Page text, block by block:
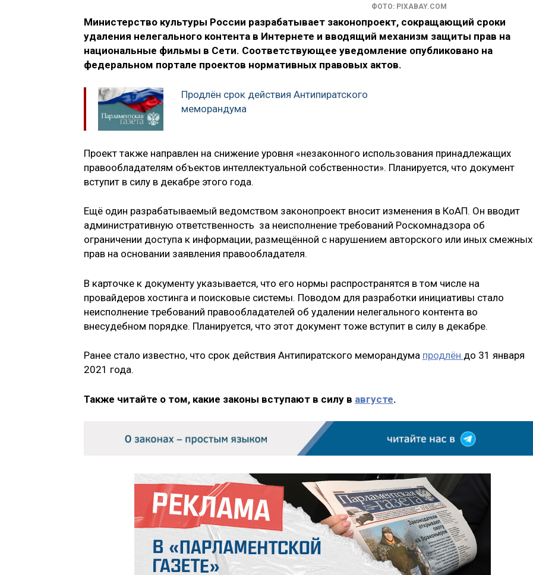
ФОТО: PIXABAY.COM
Министерство культуры России разрабатывает законопроект, сокращающий сроки
удаления нелегального контента в Интернете и вводящий механизм защиты прав на
национальные фильмы в Сети. Соответствующее уведомление опубликовано на
федеральном портале проектов нормативных правовых актов.
Продлён срок действия Антипиратского
меморандума
Проект также направлен на снижение уровня «незаконного использования принадлежащих
правообладателям объектов интеллектуальной собственности». Планируется, что документ
вступит в силу в декабре этого года.
Ещё один разрабатываемый ведомством законопроект вносит изменения в КоАП. Он вводит
административную ответственность за неисполнение требований Роскомнадзора об
ограничении доступа к информации, размещённой с нарушением авторского или иных смежных
прав на основании заявления правообладателя.
В карточке к документу указывается, что его нормы распространятся в том числе на
провайдеров хостинга и поисковые системы. Поводом для разработки инициативы стало
неисполнение требований правообладателей об удалении нелегального контента во
внесудебном порядке. Планируется, что этот документ тоже вступит в силу в декабре.
Ранее стало известно, что срок действия Антипиратского меморандума продлён до 31 января
2021 года.
Также читайте о том, какие законы вступают в силу в августе.